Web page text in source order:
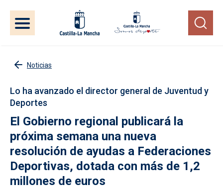
Noticias
Lo ha avanzado el director general de Juventud y
Deportes
El Gobierno regional publicará la
próxima semana una nueva
resolución de ayudas a Federaciones
Deportivas, dotada con más de 1,2
millones de euros